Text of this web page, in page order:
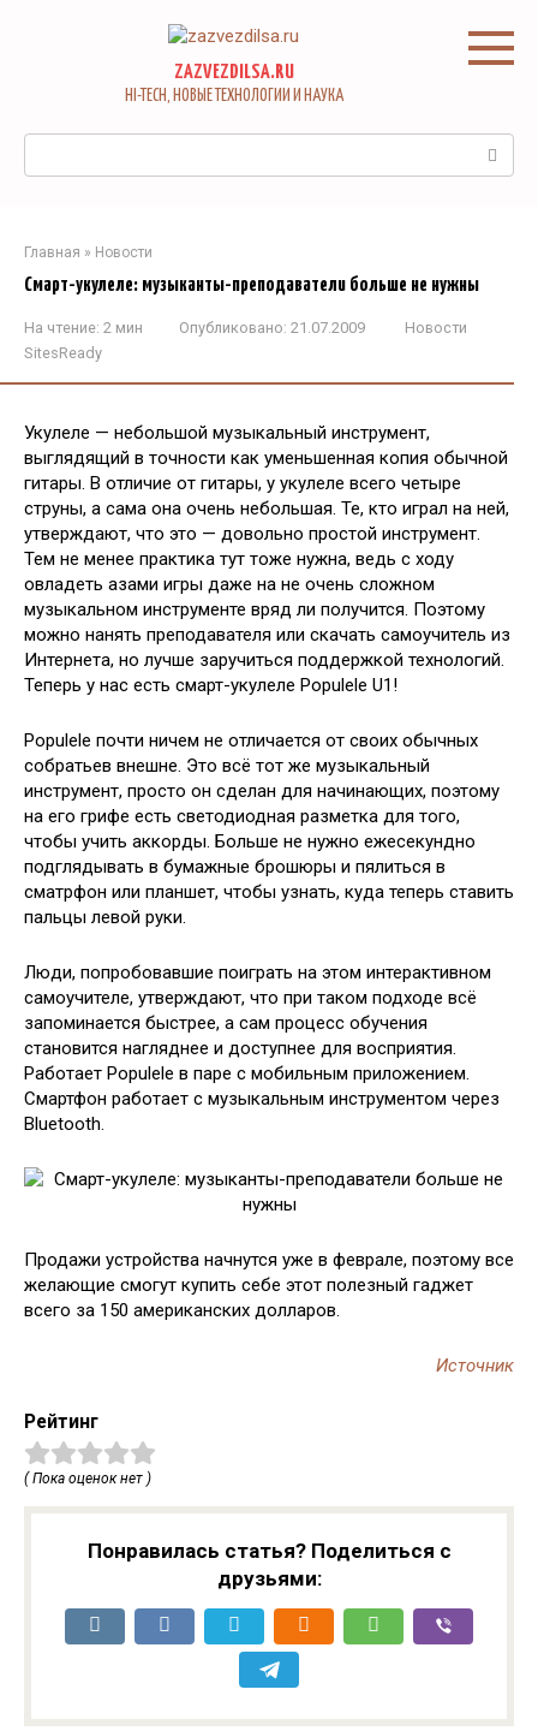
ZAZVEZDILSA.RU
HI-TECH, НОВЫЕ ТЕХНОЛОГИИ И НАУКА
Главная » Новости
Смарт-укулеле: музыканты-преподаватели больше не нужны
На чтение: 2 мин Опубликовано: 21.07.2009
Новости
SitesReady
Укулеле — небольшой музыкальный инструмент,
выглядящий в точности как уменьшенная копия обычной
гитары. В отличие от гитары, у укулеле всего четыре
струны, а сама она очень небольшая. Те, кто играл на ней,
утверждают, что это — довольно простой инструмент.
Тем не менее практика тут тоже нужна, ведь с ходу
овладеть азами игры даже на не очень сложном
музыкальном инструменте вряд ли получится. Поэтому
можно нанять преподавателя или скачать самоучитель из
Интернета, но лучше заручиться поддержкой технологий.
Теперь у нас есть смарт-укулеле Populele U1!
Populele почти ничем не отличается от своих обычных
собратьев внешне. Это всё тот же музыкальный
инструмент, просто он сделан для начинающих, поэтому
на его грифе есть светодиодная разметка для того,
чтобы учить аккорды. Больше не нужно ежесекундно
подглядывать в бумажные брошюры и пялиться в
сматрфон или планшет, чтобы узнать, куда теперь ставить
пальцы левой руки.
Люди, попробовавшие поиграть на этом интерактивном
самоучителе, утверждают, что при таком подходе всё
запоминается быстрее, а сам процесс обучения
становится нагляднее и доступнее для восприятия.
Работает Populele в паре с мобильным приложением.
Смартфон работает с музыкальным инструментом через
Bluetooth.
Продажи устройства начнутся уже в феврале, поэтому все
желающие смогут купить себе этот полезный гаджет
всего за 150 американских долларов.
Источник
Рейтинг
( Пока оценок нет )
Понравилась статья? Поделиться с
друзьями: